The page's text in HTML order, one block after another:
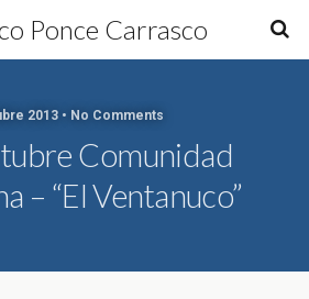
Ponce Carrasco
2013 • No Comments
Comunidad
– “El Ventanuco”